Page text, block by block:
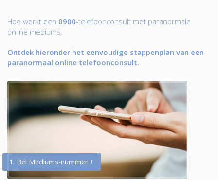
Hoe werkt een 0900-telefoonconsult met paranormale
online mediums.
Ontdek hieronder het eenvoudige stappenplan van een
paranormaal online telefoonconsult.
1. Bel Mediums-nummer +